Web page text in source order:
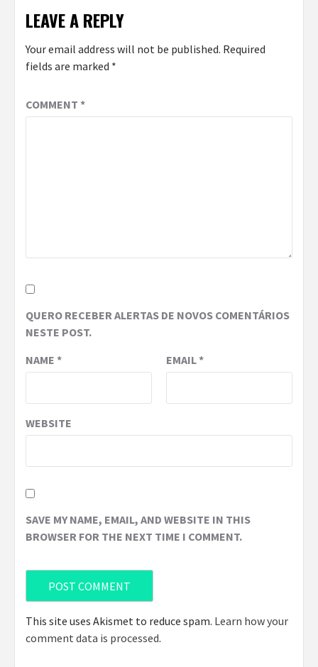
LEAVE A REPLY
Your email address will not be published. Required
fields are marked *
COMMENT *
QUERO RECEBER ALERTAS DE NOVOS COMENTÁRIOS
NESTE POST.
NAME * EMAIL*
WEBSITE
SAVE MY NAME, EMAIL, AND WEBSITE IN THIS
BROWSER FOR THE NEXT TIME I COMMENT.
This site uses Akismet to reduce spam. Learn how your
comment data is processed.